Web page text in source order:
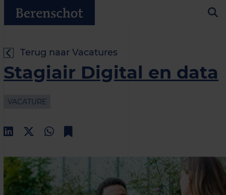
Terug naar Vacatures
Stagiair Digital en data
VACATURE